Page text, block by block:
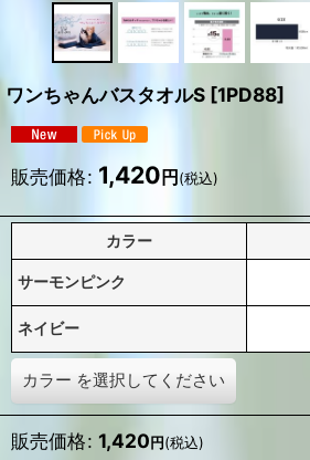
ワンちゃんバスタオルS [1PD88]
販売価格: 1,420 円 (税込)
カラー
サーモンピンク
ネイビー
カラー を選択してください
販売価格: 1,420円(税込)